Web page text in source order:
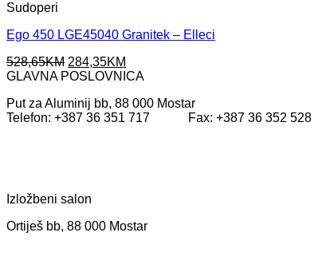
Sudoperi
Ego 450 LGE45040 Granitek – Elleci
528,65KM Original
price
528,65KM.
284,35KM
price
284,35KM.
GLAVNA POSLOVNICA
Put za Aluminij bb, 88 000 Mostar
Telefon: +387 36 351 717 Fax: +387 36 352 528
Izložbeni salon
Ortiješ bb, 88 000 Mostar